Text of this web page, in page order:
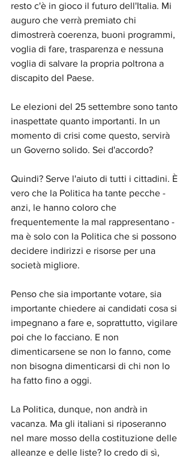
resto c'è in gioco il futuro dell'Italia. Mi
auguro che verrà premiato chi
dimostrerà coerenza, buoni programmi,
voglia di fare, trasparenza e nessuna
voglia di salvare la propria poltrona a
discapito del Paese.
Le elezioni del 25 settembre sono tanto
inaspettate quanto importanti. In un
momento di crisi come questo, servirà
un Governo solido. Sei d'accordo?
Quindi? Serve l'aiuto di tutti i cittadini. È
vero che la Politica ha tante pecche -
anzi, le hanno coloro che
frequentemente la mal rappresentano -
ma è solo con la Politica che si possono
decidere indirizzi e risorse per una
società migliore.
Penso che sia importante votare, sia
importante chiedere ai candidati cosa si
impegnano a fare e, soprattutto, vigilare
poi che lo facciano. E non
dimenticarsene se non lo fanno, come
non bisogna dimenticarsi di chi non lo
ha fatto fino a oggi.
La Politica, dunque, non andrà in
vacanza. Ma gli italiani si riposeranno
nel mare mosso della costituzione delle
alleanze e delle liste? Io credo di sì,